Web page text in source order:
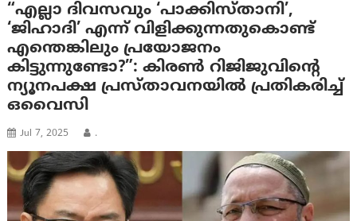
“എല്ലാ ദിവസവും ‘പാക്കിസ്താനി’,
‘ജിഹാദി’ എന്ന് വിളിക്കുന്നതുകൊണ്ട്
എന്തെങ്കിലും പ്രയോജനം
കിട്ടുന്നുണ്ടോ?”: കിരൺ റിജിജുവിന്റെ
ന്യൂനപക്ഷ പ്രസ്താവനയിൽ പ്രതികരിച്ച്
ഒവൈസി
Jul 7, 2025 .